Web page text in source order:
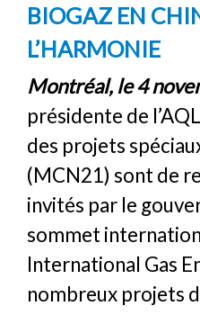
BIOGAZ EN
L’HARMONIE
Montréal, le 4
présidente de
des projets
(MCN21) sont de
invités par le
sommet
International Gas
nombreux projets